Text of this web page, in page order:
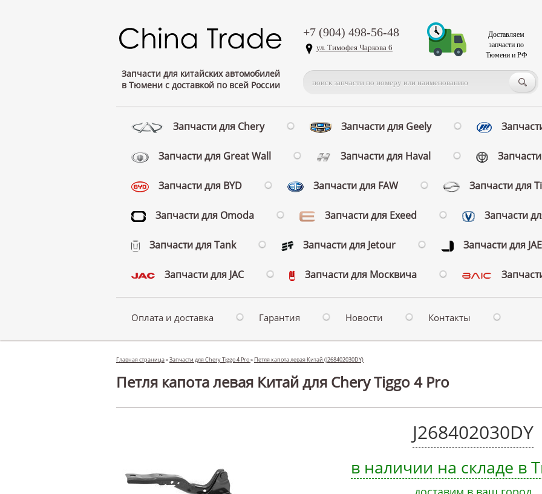
Запчасти для китайских автомобилей
в Тюмени с доставкой по всей России
+7 (904) 498-56-48
ул. Тимофея Чаркова 6
Доставляем
запчасти по
Тюмени и РФ
Запчасти для Chery Запчасти для Geely
Запчасти для Great Wall Запчасти для Haval
Запчасти для BYD Запчасти для FAW Запчасти для
Запчасти для Omoda Запчасти для Exeed Запчасти
Запчасти для Tank Запчасти для Jetour Запчасти для
Запчасти для JAC Запчасти для Москвича
Оплата и доставка Гарантия Новости Контакты
Главная страница»Запчасти для Chery Tiggo 4 Pro» Петля капота левая Китай (J268402030DY)
Петля капота левая Китай для Chery Tiggo 4 Pro
J268402030DY
в наличии на складе в